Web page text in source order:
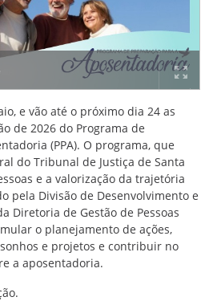
e vão até o próximo dia 24 as
de 2026 do Programa de
(PPA). O programa, que
do Tribunal de Justiça de Santa
e a valorização da trajetória
pela Divisão de Desenvolvimento e
Diretoria de Gestão de Pessoas
o planejamento de ações,
e projetos e contribuir no
a aposentadoria.